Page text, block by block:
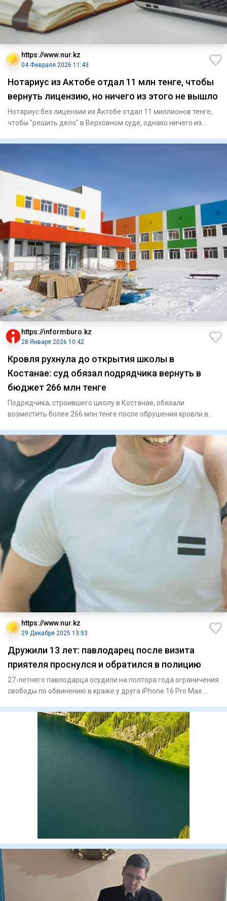
https://www.nur.kz
04 Февраля 2026 11:43
Нотариус из Актобе отдал 11 млн тенге, чтобы
вернуть лицензию, но ничего из этого не вышло
Нотариус без лицензии из Актобе отдал 11 миллионов тенге,
чтобы "решить дело" в Верховном суде, однако ничего из
https://informburo.kz
28 Января 2026 10:42
Кровля рухнула до открытия школы в
Костанае: суд обязал подрядчика вернуть в
бюджет 266 млн тенге
Подрядчика, строившего школу в Костанае, обязали
возместить более 266 млн тенге после обрушения кровли в
https://www.nur.kz
29 Декабря 2025 13:53
Дружили 13 лет: павлодарец после визита
приятеля проснулся и обратился в полицию
27-летнего павлодарца осудили на полтора года ограничения
свободы по обвинению в краже у друга iPhone 16 Pro Max.